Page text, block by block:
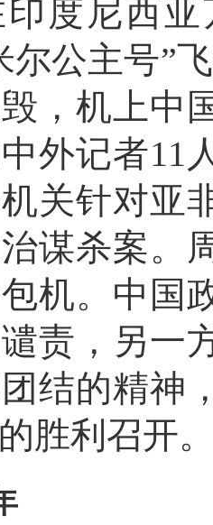
度尼西
尔公主号”
，机上中
外记者11
关针对亚
谋杀案。
机。中国
责，另一
结的精神
胜利召开